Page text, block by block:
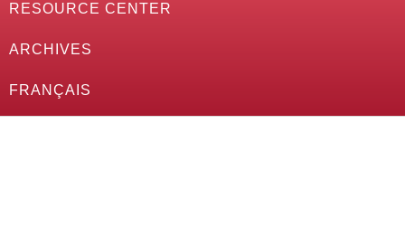
RESOURCE CENTER
ARCHIVES
FRANÇAIS